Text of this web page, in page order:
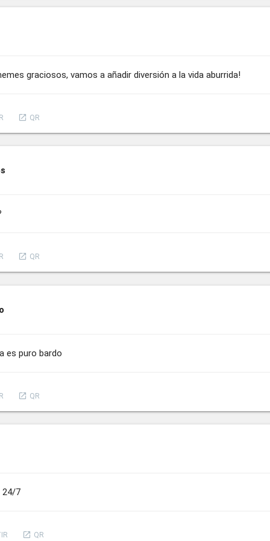
graciosos, vamos a añadir diversión a la vida aburrida!
launch QR
launch QR
es puro bardo
launch QR
24/7
launch QR